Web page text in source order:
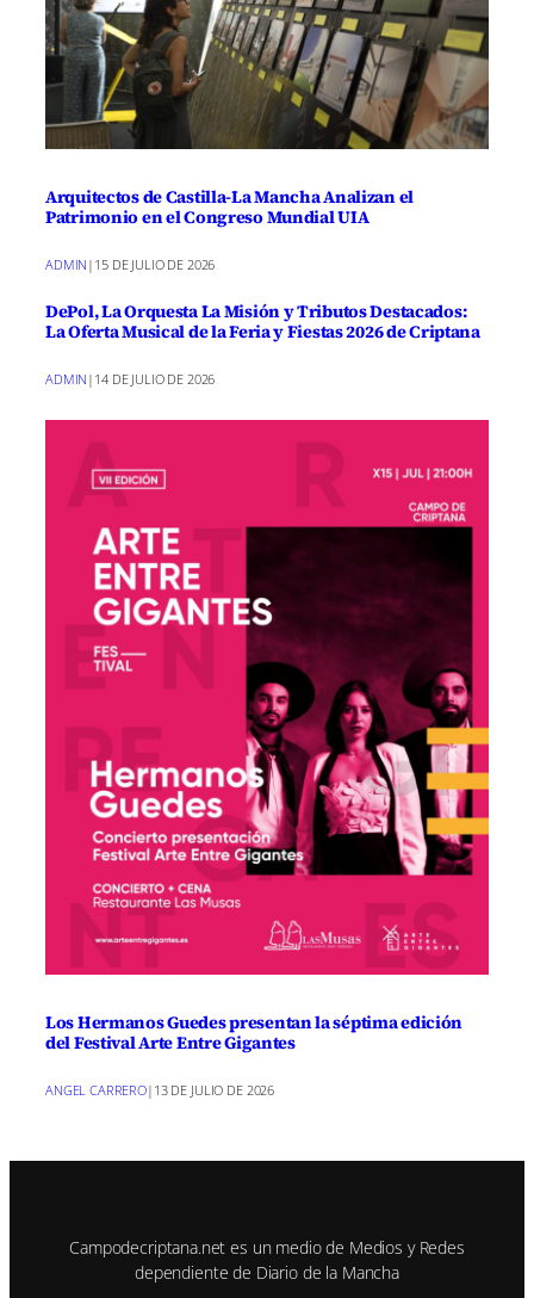
Arquitectos de Castilla-La Mancha Analizan el
Patrimonio en el Congreso Mundial UIA
ADMIN | 15 DE JULIO DE 2026
DePol, La Orquesta La Misión y Tributos Destacados:
La Oferta Musical de la Feria y Fiestas 2026 de Criptana
ADMIN | 14 DE JULIO DE 2026
Los Hermanos Guedes presentan la séptima edición
del Festival Arte Entre Gigantes
ANGEL CARRERO| 13 DE JULIO DE 2026
Campodecriptana.net es un medio de Medios y Redes
dependiente de Diario de la Mancha